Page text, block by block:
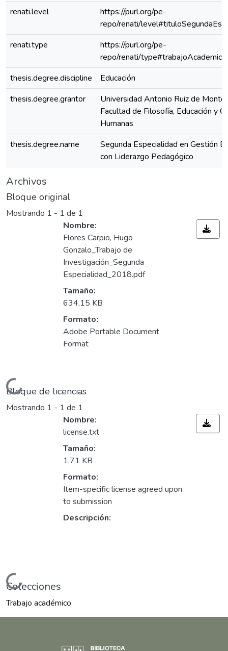
renati.level
https://purl.org/pe-
repo/renati/
renati.type
https://purl.org/pe-
repo/renati/type#trabajoAcademico
thesis.degree.discipline
Educación
thesis.degree.grantor
Universidad Antonio Ruiz de
Facultad de Filosofía, Educación y
Humanas
thesis.degree.name
Segunda Especialidad en Gestión
con Liderazgo Pedagógico
Archivos
Bloque original
Mostrando 1 - 1 de 1
Cargando...
Nombre:
Flores Carpio, Hugo
Gonzalo_Trabajo de
Investigación_Segunda
Especialidad_2018.pdf
Tamaño:
634,15 KB
Formato:
Adobe Portable Document
Format
Bloque de licencias
Mostrando 1 - 1 de 1
Cargando...
Nombre:
license.txt
Tamaño:
1,71 KB
Formato:
Item-specific license agreed upon
to submission
Descripción:
Colecciones
Trabajo académico